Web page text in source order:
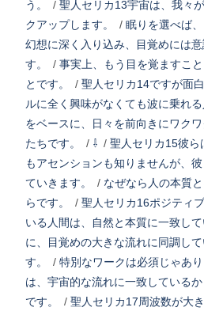
う。
/ 聖人セリカ13宇宙は、我々
クアップします。
/ 眠りを選べば
幻想に深く入り込み、目覚めには
す。
/ 事実上、もう目を覚ますこ
とです。
/ 聖人セリカ14ですが面
ルに全く興味がなくても波に乗れる
をベースに、日々を前向きにワク
たちです。
/ ⇩ / 聖人セリカ15彼ら
もアセンションも知りませんが、
ていきます。
/ なぜなら人の本質
らです。
/ 聖人セリカ16ポジティ
いる人間は、自然と本質に一致して
に、目覚めの大きな流れに同調し
す。
/ 特別なワークは必須じゃあり
は、宇宙的な流れに一致しているか
です。
/ 聖人セリカ17周波数が大